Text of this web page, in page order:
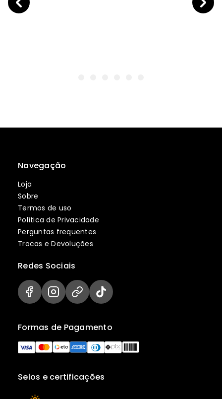
Navegação
Loja
Sobre
Termos de uso
Política de Privacidade
Perguntas frequentes
Trocas e Devoluções
Selos e certificações
Formas de Pagamento
Redes Sociais